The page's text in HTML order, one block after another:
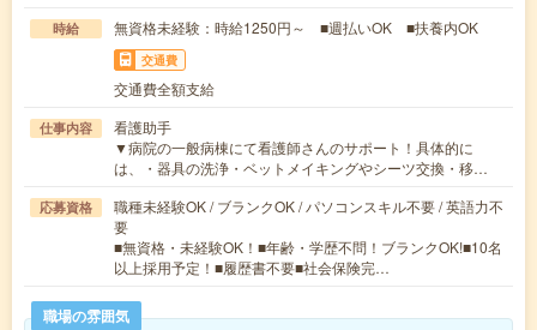
時給 無資格未経験：時給1250円～ ■週払いOK ■扶養内OK
交通費
交通費全額支給
仕事内容
看護助手
▼病院の一般病棟にて看護師さんのサポート！具体的に
は、・器具の洗浄・ベットメイキングやシーツ交換・移…
応募資格
職種未経験OK / ブランクOK / パソコンスキル不要 / 英語力不
要
■無資格・未経験OK！■年齢・学歴不問！ブランクOK!■10名
以上採用予定！■履歴書不要■社会保険完…
職場の雰囲気